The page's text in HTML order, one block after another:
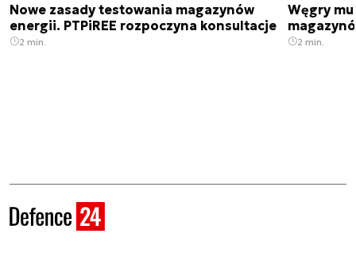
Nowe zasady testowania magazynów
energii. PTPiREE rozpoczyna konsultacje
2 min.
Węgry
2 min.